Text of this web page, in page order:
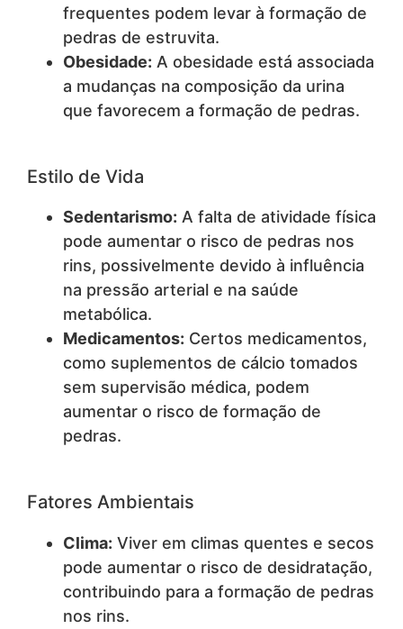
frequentes podem levar à formação de
pedras de estruvita.
Obesidade: A obesidade está associada
a mudanças na composição da urina
que favorecem a formação de pedras.
Estilo de Vida
Sedentarismo: A falta de atividade física
pode aumentar o risco de pedras nos
rins, possivelmente devido à influência
na pressão arterial e na saúde
metabólica.
Medicamentos: Certos medicamentos,
como suplementos de cálcio tomados
sem supervisão médica, podem
aumentar o risco de formação de
pedras.
Fatores Ambientais
Clima: Viver em climas quentes e secos
pode aumentar o risco de desidratação,
contribuindo para a formação de pedras
nos rins.